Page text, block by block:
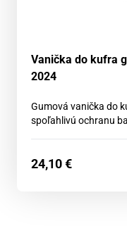
Vanička do kufra
2024
Gumová vanička do
spoľahlivú ochranu
24,10€